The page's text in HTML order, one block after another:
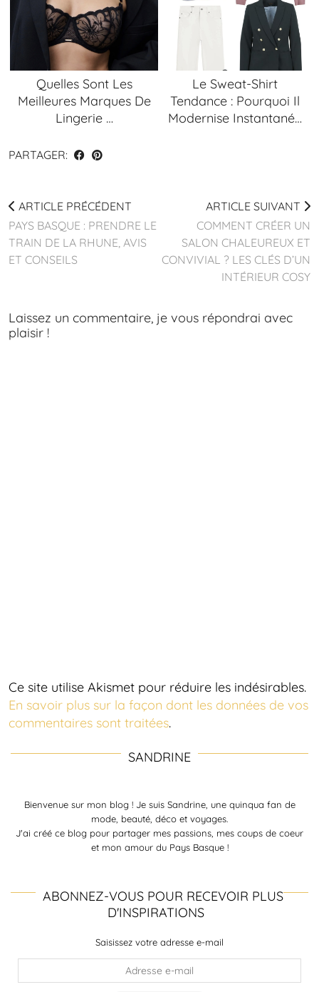
Quelles Sont Les
Meilleures Marques De
Lingerie …
Le Sweat-Shirt
Tendance : Pourquoi Il
Modernise Instantané…
PARTAGER:
ARTICLE PRÉCÉDENT
PAYS BASQUE : PRENDRE LE
TRAIN DE LA RHUNE, AVIS
ET CONSEILS
ARTICLE SUIVANT
COMMENT CRÉER UN
SALON CHALEUREUX ET
CONVIVIAL ? LES CLÉS D’UN
INTÉRIEUR COSY
Laissez un commentaire, je vous répondrai avec
plaisir !
Ce site utilise Akismet pour réduire les indésirables.
En savoir plus sur la façon dont les données de vos
commentaires sont traitées.
SANDRINE
Bienvenue sur mon blog ! Je suis Sandrine, une quinqua fan de
mode, beauté, déco et voyages.
J'ai créé ce blog pour partager mes passions, mes coups de coeur
et mon amour du Pays Basque !
ABONNEZ-VOUS POUR RECEVOIR PLUS
D'INSPIRATIONS
Saisissez votre adresse e-mail